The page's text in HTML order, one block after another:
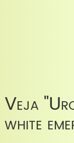
Veja
white